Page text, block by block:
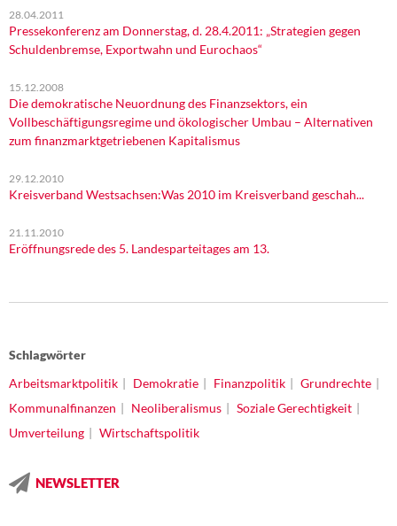
28.04.2011
Pressekonferenz am Donnerstag, d. 28.4.2011: „Strategien gegen
Schuldenbremse, Exportwahn und Eurochaos“
15.12.2008
Die demokratische Neuordnung des Finanzsektors, ein
Vollbeschäftigungsregime und ökologischer Umbau – Alternativen
zum finanzmarktgetriebenen Kapitalismus
29.12.2010
Kreisverband Westsachsen:Was 2010 im Kreisverband geschah...
21.11.2010
Eröffnungsrede des 5. Landesparteitages am 13.
Schlagwörter
Arbeitsmarktpolitik
Demokratie Finanzpolitik
Grundrechte
Kommunalfinanzen
Neoliberalismus
Soziale Gerechtigkeit
Umverteilung
Wirtschaftspolitik
NEWSLETTER